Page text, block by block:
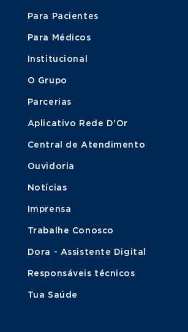
Para Pacientes
Para Médicos
Institucional
O Grupo
Parcerias
Aplicativo Rede D'Or
Central de Atendimento
Ouvidoria
Notícias
Imprensa
Trabalhe Conosco
Dora - Assistente Digital
Responsáveis técnicos
Tua Saúde